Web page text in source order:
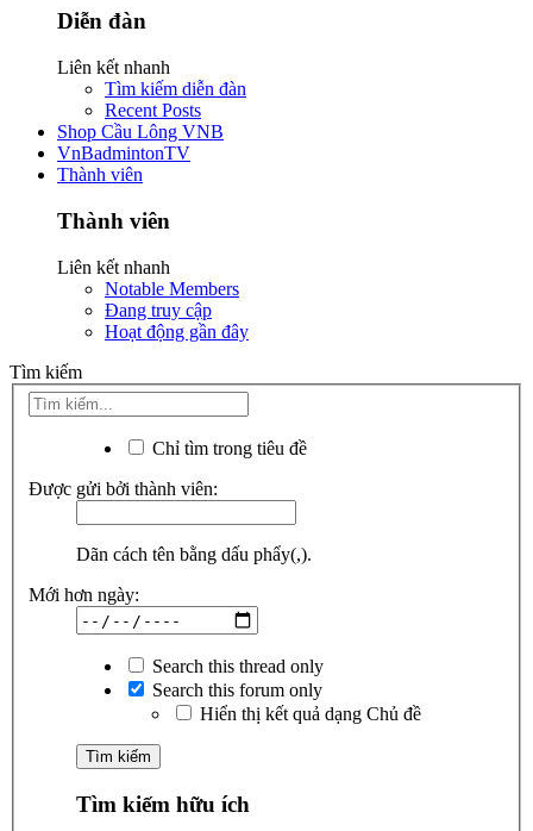
Diễn đàn
Liên kết nhanh
Tìm kiếm diễn đàn
Recent Posts
Shop Cầu Lông VNB
VnBadmintonTV
Thành viên
Thành viên
Liên kết nhanh
Notable Members
Đang truy cập
Hoạt động gần đây
Tìm kiếm
Chỉ tìm trong tiêu đề
Được gửi bởi thành viên:
Dãn cách tên bằng dấu phẩy(,).
Mới hơn ngày:
Search this thread only
Search this forum only
Hiển thị kết quả dạng Chủ đề
Tìm kiếm hữu ích